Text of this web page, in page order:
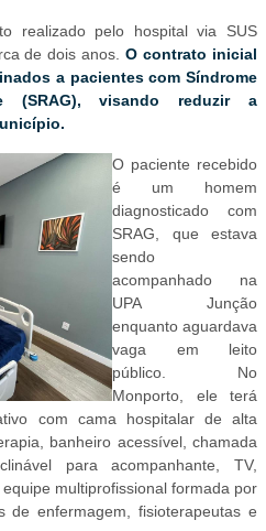
realizado pelo hospital via SUS
de dois anos.O contrato inicial
a pacientes com Síndrome
(SRAG), visando reduzir a
O paciente recebido
é um homem
diagnosticado com
SRAG, que estava
sendo
acompanhado na
UPA Junção
enquanto aguardava
vaga em leito
público. No
Monporto, ele terá
com cama hospitalar de alta
banheiro acessível, chamada
para acompanhante, TV,
multiprofissional formada por
de enfermagem, fisioterapeutas e